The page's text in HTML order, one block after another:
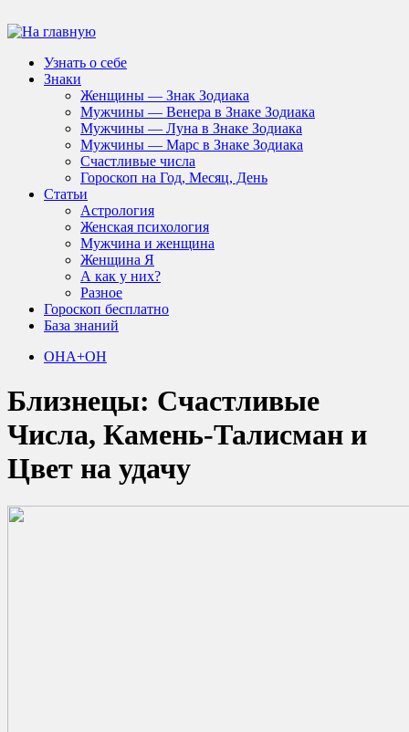
Узнать о себе
Знаки
Женщины — Знак Зодиака
Мужчины — Венера в Знаке Зодиака
Мужчины — Луна в Знаке Зодиака
Мужчины — Марс в Знаке Зодиака
Счастливые числа
Гороскоп на Год, Месяц, День
Статьи
Астрология
Женская психология
Мужчина и женщина
Женщина Я
А как у них?
Разное
Гороскоп бесплатно
База знаний
ОНА+ОН
Близнецы: Счастливые
Числа, Камень-Талисман и
Цвет на удачу